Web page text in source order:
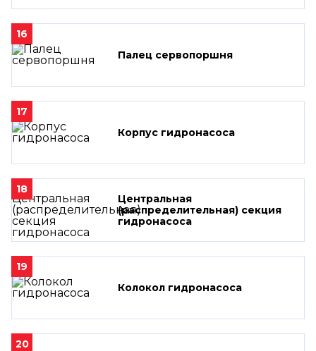
16
Палец сервопоршня
17
Корпус гидронасоса
18
Центральная
(распределительная) секция
гидронасоса
19
Колокол гидронасоса
20